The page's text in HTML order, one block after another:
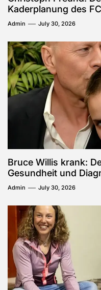
Kaderplanung des
Admin July 30, 2026
Bruce Willis krank:
Gesundheit und
Admin July 30, 2026